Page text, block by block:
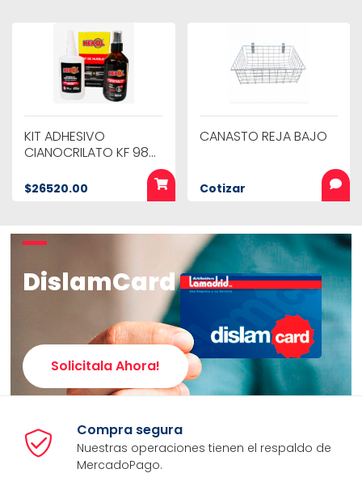
KIT ADHESIVO
CIANOCRILATO KF 986
$26520.00
CANASTO REJA BAJO
Cotizar
DislamCard
Solicitala Ahora!
Compra segura
Nuestras operaciones tienen el respaldo de
MercadoPago.